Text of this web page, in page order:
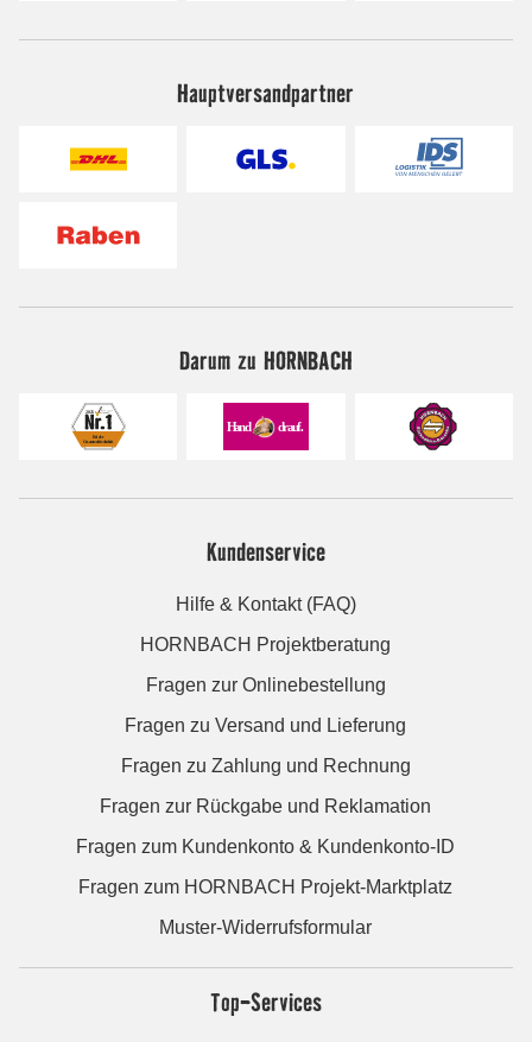
Hauptversandpartner
Darum zu HORNBACH
Kundenservice
Hilfe & Kontakt (FAQ)
HORNBACH Projektberatung
Fragen zur Onlinebestellung
Fragen zu Versand und Lieferung
Fragen zu Zahlung und Rechnung
Fragen zur Rückgabe und Reklamation
Fragen zum Kundenkonto & Kundenkonto-ID
Fragen zum HORNBACH Projekt-Marktplatz
Muster-Widerrufsformular
Top-Services